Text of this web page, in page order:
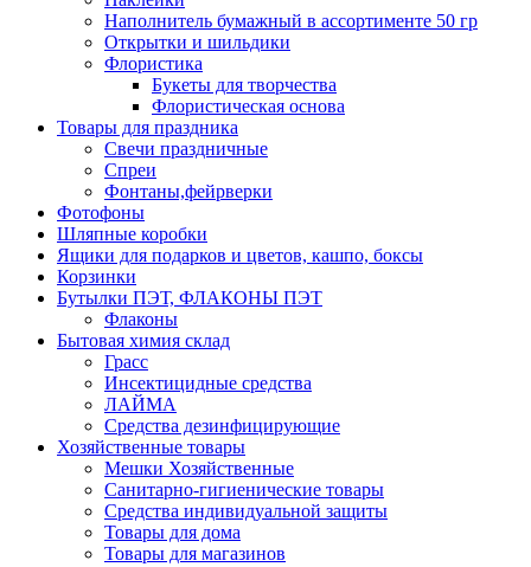
Наполнитель бумажный в ассортименте 50 гр
Открытки и шильдики
Флористика
Букеты для творчества
Флористическая основа
Товары для праздника
Свечи праздничные
Спреи
Фонтаны,фейрверки
Фотофоны
Шляпные коробки
Ящики для подарков и цветов, кашпо, боксы
Корзинки
Бутылки ПЭТ, ФЛАКОНЫ ПЭТ
Флаконы
Бытовая химия склад
Грасс
Инсектицидные средства
ЛАЙМА
Средства дезинфицирующие
Хозяйственные товары
Мешки Хозяйственные
Санитарно-гигиенические товары
Средства индивидуальной защиты
Товары для дома
Товары для магазинов